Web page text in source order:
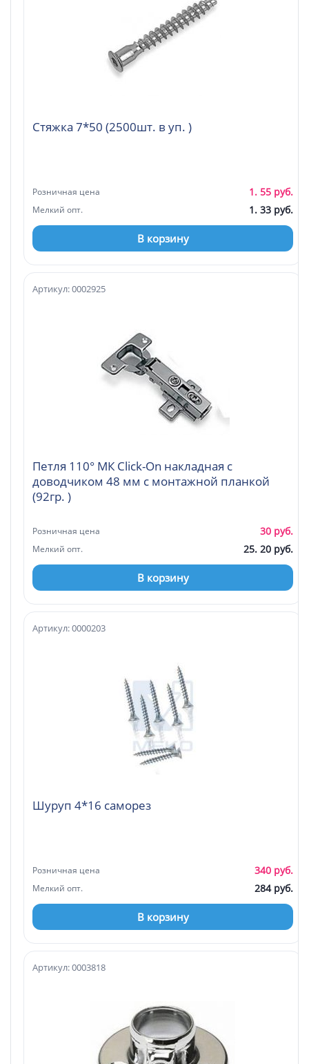
Стяжка 7*50 (2500шт. в уп. )
Розничная цена 1. 55 руб.
Мелкий опт. 1. 33 руб.
В корзину
Петля 110° МК Click-On накладная с
доводчиком 48 мм с монтажной планкой
(92гр. )
Артикул: 0002925
Розничная цена 30 руб.
Мелкий опт. 25. 20 руб.
В корзину
Шуруп 4*16 саморез
Артикул: 0000203
Розничная цена 340 руб.
Мелкий опт. 284 руб.
В корзину
Артикул: 0003818